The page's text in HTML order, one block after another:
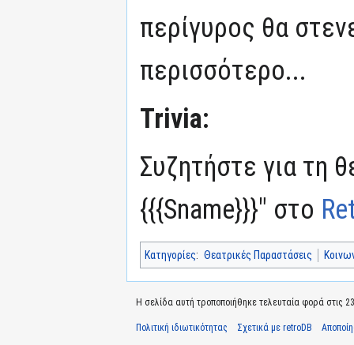
περίγυρος θα
περισσότερο...
Trivia:
Συζητήστε για τη
{{{Sname}}}" στο
Κατηγορίες: Θεατρικές Παραστάσεις
Η σελίδα αυτή τροποποιήθηκε τελευταία φορά στις 23
Πολιτική ιδιωτικότητας Σχετικά με retroDB